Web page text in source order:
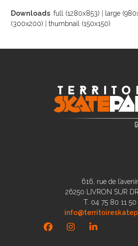
Downloads:full (1280x853) large
(300x200) |thumbnail (150x150)
616, rue de l’avenir
26250 LIVRON SUR
T. 04 75 80 11 50
FacebookInstagramLinkedIn